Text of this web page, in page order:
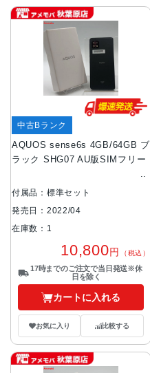
AQUOS sense6s 4GB/64GB ブ
ラック SHG07 AU版SIMフリー
中古Bランク
付属品：標準セット
発売日：2022/04
在庫数：1
10,800円 （税込）
17時までのご注文で当日発送※休
日を除く
カートに入れる
お気に入り 比較する